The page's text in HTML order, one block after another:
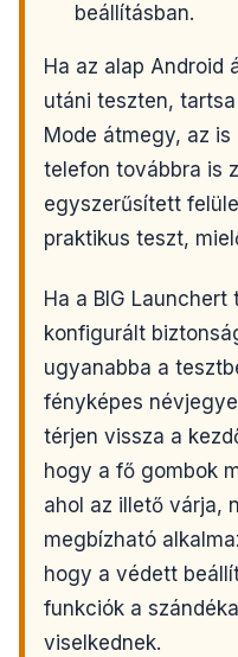
beállításban.
Ha az alap Android
utáni teszten,
Mode átmegy, az
telefon továbbra is
egyszerűsített
praktikus teszt,
Ha a BIG
konfigurált
ugyanabba a
fényképes
térjen vissza a
hogy a fő gombok
ahol az illető várja,
megbízható
hogy a védett
funkciók a
viselkednek.